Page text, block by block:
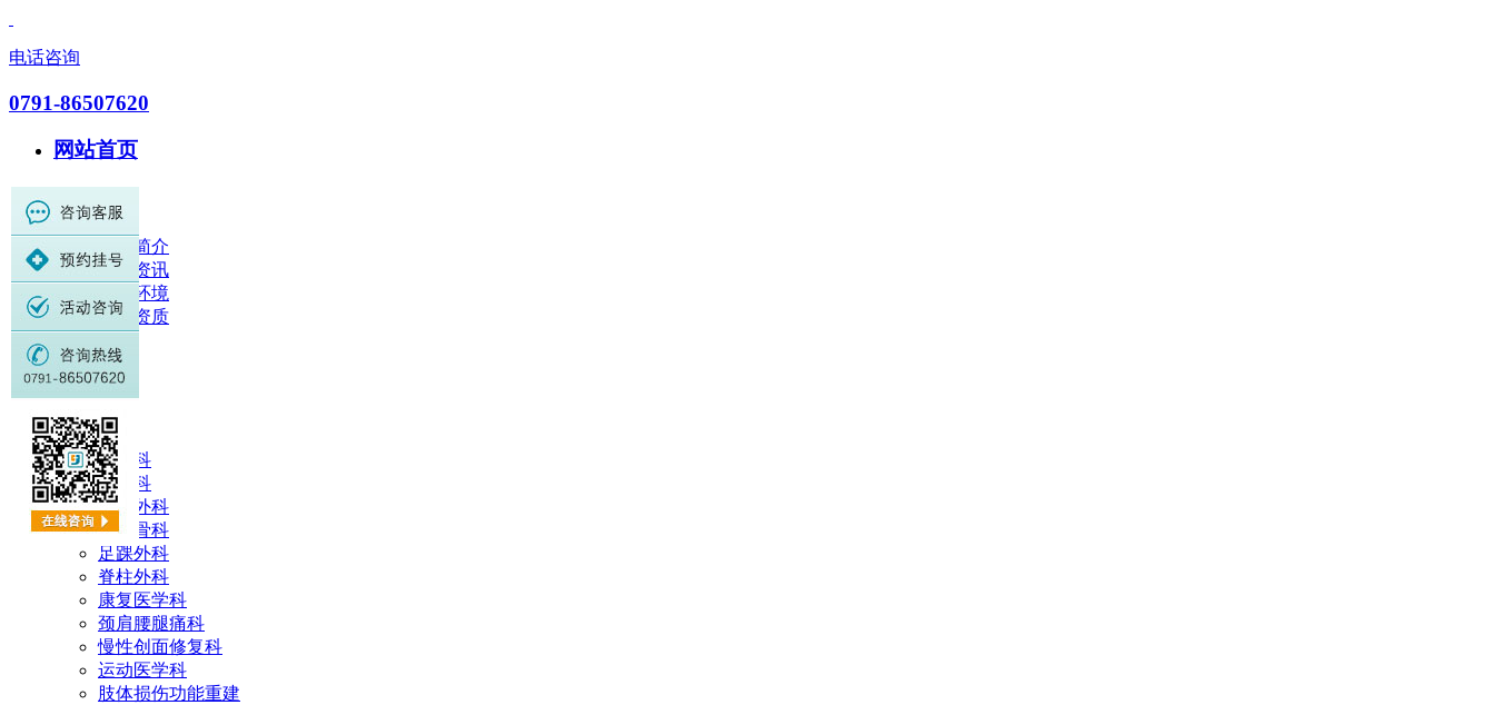
电话咨询
0791-86507620
网站首页
医院概况
医院简介
医院资讯
就医环境
荣誉资质
医师团队
科室设置
关节科
脑系科
手足外科
创伤骨科
足踝外科
脊柱外科
康复医学科
颈肩腰腿痛科
慢性创面修复科
运动医学科
肢体损伤功能重建